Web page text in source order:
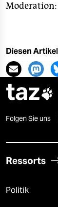
Moderation:
Diesen
taz
Folgen Sie uns
Ressorts
Politik